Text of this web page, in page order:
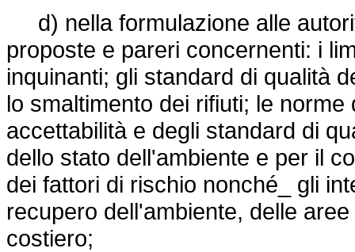
d) nella formulazione alle
proposte e pareri concernenti: i
inquinanti; gli standard di qualità
lo smaltimento dei rifiuti; le
accettabilità e degli standard di
dello stato dell'ambiente e per il
dei fattori di rischio nonché_ gli
recupero dell'ambiente, delle
costiero;